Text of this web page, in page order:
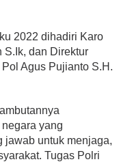
2022 dihadiri Karo
S.Ik, dan Direktur
Agus Pujianto S.H.
yang
jawab untuk menjaga,
Tugas Polri